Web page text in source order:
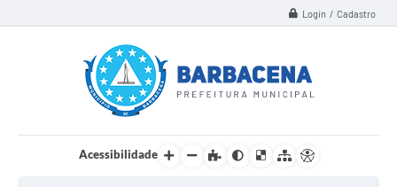
Login / Cadastro
Acessibilidade